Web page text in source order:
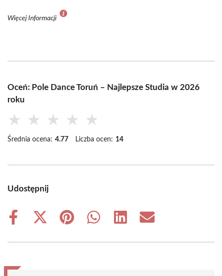
Więcej Informacji
Oceń: Pole Dance Toruń – Najlepsze Studia w 2026
roku
★ ★ ★ ★ ★
Średnia ocena: 4.77 Liczba ocen: 14
Udostępnij
Share
Share
(Twitter)
Share
Share
Share
Share